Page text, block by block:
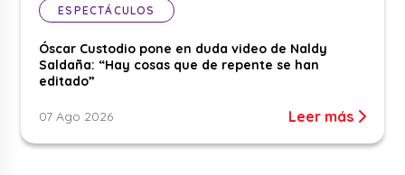
ESPECTÁCULOS
Óscar Custodio pone en duda video de Naldy
Saldaña: “Hay cosas que de repente se han
editado”
07 Ago 2026 Leer más